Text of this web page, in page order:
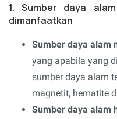
1. Sumber daya
dimanfaatkan
Sumber daya alam
yang apabila yang
sumber daya alam
magnetit, hematite
Sumber daya alam